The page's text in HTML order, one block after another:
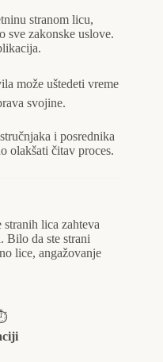
stranom licu,
sve zakonske uslove.
može uštedeti vreme
svojine.
i posrednika
olakšati čitav proces.
lica zahteva
Bilo da ste strani
lice, angažovanje